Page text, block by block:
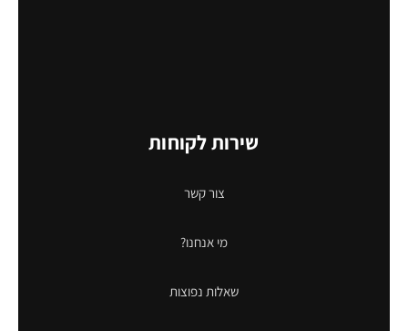
שירות לקוחות
צור קשר
מי אנחנו?
שאלות נפוצות